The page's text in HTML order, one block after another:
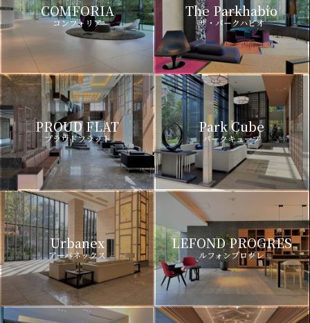
COMFORIA
コンフォリア
The Parkhabio
ザ・パークハビオ
PROUD FLAT
プラウドフラット
Park Cube
パークキューブ
Urbanex
アーバネックス
LEFOND PROGRES
ルフォンプログレ